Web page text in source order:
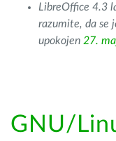
LibreOffice 4.3
razumite, da se
upokojen 27.
GNU/